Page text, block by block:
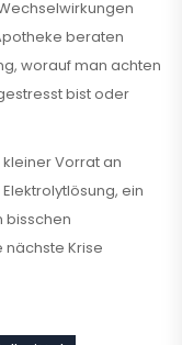
beraten
worauf man achten
bist oder
Vorrat an
ein
bisschen
nächste Krise